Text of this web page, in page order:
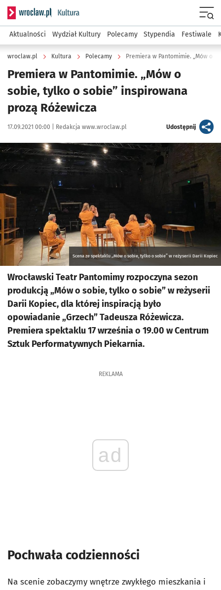
Serwis informacyjny wroclaw.pl podserwis: Kultura
Aktualności Wydział Kultury Polecamy Stypendia Festiwale
wroclaw.pl Kultura Polecamy
Premiera w Pantomimie. „Mów o
sobie, tylko o sobie” inspirowana
prozą Różewicza
Data publikacji:
17.09.2021 00:00 | Autor:
Redakcja www.wroclaw.pl Udostępnijartykuł
Kliknij, aby powiększyć
Scena ze spektaklu „Mów o sobie, tylko o sobie” w reżyserii Darii Kopiec
Wrocławski Teatr Pantomimy rozpoczyna sezon
produkcją „Mów o sobie, tylko o sobie” w reżyserii
Darii Kopiec, dla której inspiracją było
opowiadanie „Grzech” Tadeusza Różewicza.
Premiera spektaklu 17 września o 19.00 w Centrum
Sztuk Performatywnych Piekarnia.
REKLAMA
ad
Pochwała codzienności
Na scenie zobaczymy wnętrze zwykłego mieszkania i